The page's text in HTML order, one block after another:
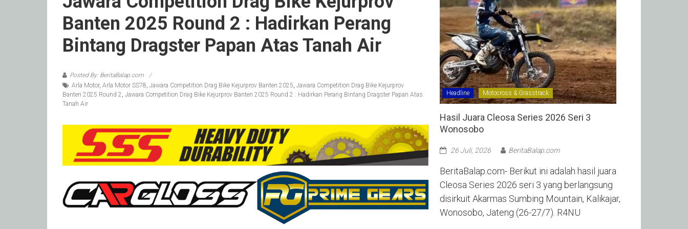
Banten 2025 Round 2 : Hadirkan Perang
Bintang Dragster Papan Atas Tanah Air
Posted By: BeritaBalap.com
Arla Motor, Arla Motor SS78, Jawara Competition Drag Bike Kejurprov Banten 2025, Jawara Competition Drag Bike Kejurprov
Banten 2025 Round 2, Jawara Competition Drag Bike Kejurprov Banten 2025 Round 2 : Hadirkan Perang Bintang Dragster Papan Atas
Tanah Air
Headline Motocross & Grasstrack
Hasil Juara Cleosa Series 2026 Seri 3
Wonosobo ‎
26 Juli, 2026 BeritaBalap.com
BeritaBalap.com- Berikut ini adalah hasil juara
Cleosa Series 2026 seri 3 yang berlangsung
disirkuit Akarmas Sumbing Mountain, Kalikajar,
Wonosobo, Jateng (26-27/7). R4NU